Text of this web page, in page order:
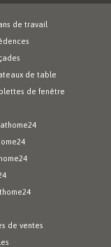
de travail
de table
de fenêtre
de ventes